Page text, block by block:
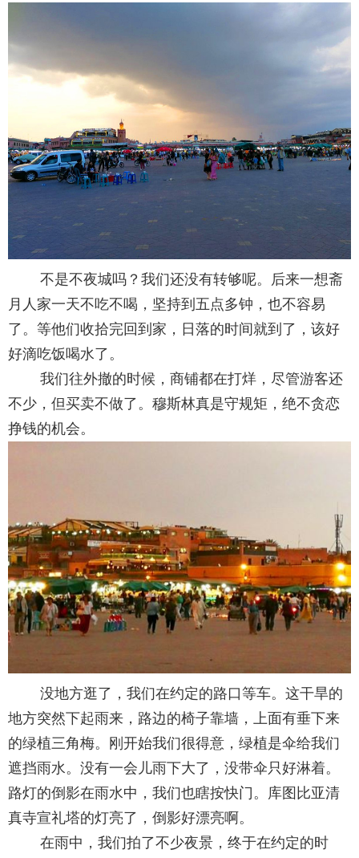
不是不夜城吗？我们还没有转够呢。后来一想斋
月人家一天不吃不喝，坚持到五点多钟，也不容易
了。等他们收拾完回到家，日落的时间就到了，该好
好滴吃饭喝水了。
我们往外撤的时候，商铺都在打烊，尽管游客还
不少，但买卖不做了。穆斯林真是守规矩，绝不贪恋
挣钱的机会。
没地方逛了，我们在约定的路口等车。这干旱的
地方突然下起雨来，路边的椅子靠墙，上面有垂下来
的绿植三角梅。刚开始我们很得意，绿植是伞给我们
遮挡雨水。没有一会儿雨下大了，没带伞只好淋着。
路灯的倒影在雨水中，我们也瞎按快门。库图比亚清
真寺宣礼塔的灯亮了，倒影好漂亮啊。
在雨中，我们拍了不少夜景，终于在约定的时